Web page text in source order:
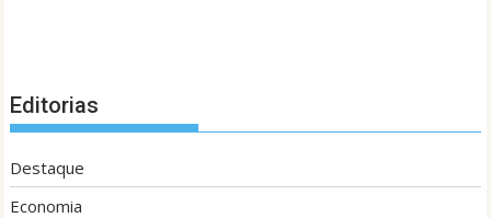
Editorias
Destaque
Economia